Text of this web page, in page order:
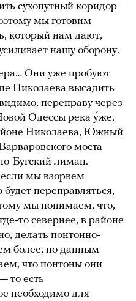
сухопутный коридор
мы готовим
который нам дают,
нашу оборону.
Они уже пробуют
Николаева высадить
переправу через
Одессы река у́же,
Николаева, Южный
моста
Бугский лиман.
мы взорвем
переправляться,
мы понимаем, что,
то севернее, в районе
делать понтонно-
более, по данным
что понтоны они
то есть
необходимо для